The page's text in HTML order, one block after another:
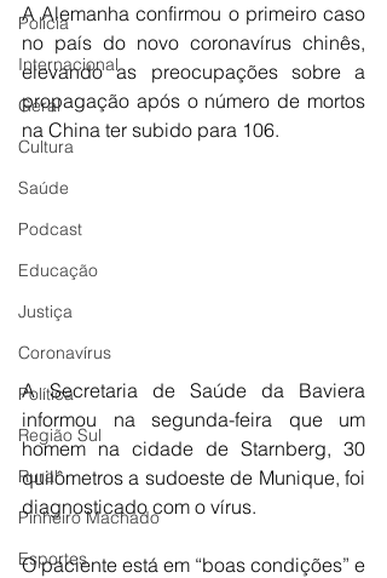
Polícia
Internacional
Geral
Cultura
Saúde
Podcast
Educação
Justiça
Coronavírus
Política
Região Sul
Rural
Pinheiro Machado
Esportes
A Alemanha confirmou o primeiro caso
no país do novo coronavírus chinês,
elevando as preocupações sobre a
propagação após o número de mortos
na China ter subido para 106.
A Secretaria de Saúde da Baviera
informou na segunda-feira que um
homem na cidade de Starnberg, 30
quilômetros a sudoeste de Munique, foi
diagnosticado com o vírus.
O paciente está em “boas condições” e